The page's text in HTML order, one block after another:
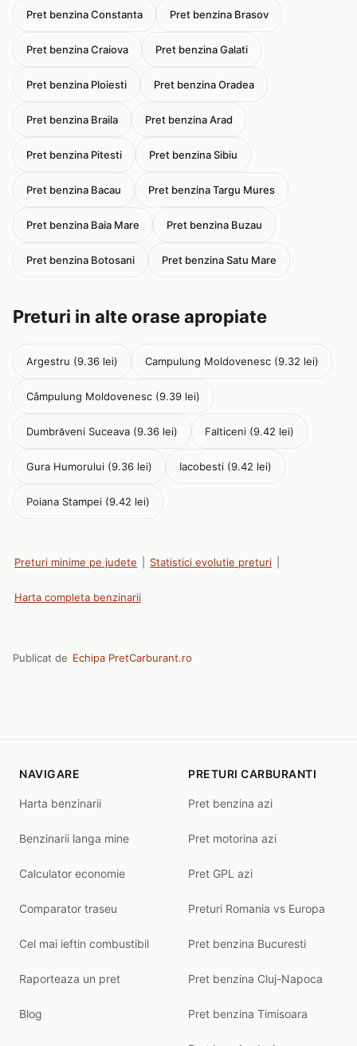
Pret benzina Constanta Pret benzina Brasov
Pret benzina Craiova Pret benzina Galati
Pret benzina Ploiesti Pret benzina Oradea
Pret benzina Braila Pret benzina Arad
Pret benzina Pitesti Pret benzina Sibiu
Pret benzina Bacau Pret benzina Targu Mures
Pret benzina Baia Mare Pret benzina Buzau
Pret benzina Botosani Pret benzina Satu Mare
Preturi in alte orase apropiate
Argestru (9.36 lei) Campulung Moldovenesc (9.32 lei)
Câmpulung Moldovenesc (9.39 lei)
Dumbrăveni Suceava (9.36 lei) Falticeni (9.42 lei)
Gura Humorului (9.36 lei) Iacobesti (9.42 lei)
Poiana Stampei (9.42 lei)
Preturi minime pe judete Statistici evolutie preturi
Harta completa benzinarii
Publicat de Echipa PretCarburant.ro
NAVIGARE
Harta benzinarii
Benzinarii langa mine
Calculator economie
Comparator traseu
Cel mai ieftin combustibil
Raporteaza un pret
Blog
PRETURI CARBURANTI
Pret benzina azi
Pret motorina azi
Pret GPL azi
Preturi Romania vs Europa
Pret benzina Bucuresti
Pret benzina Cluj-Napoca
Pret benzina Timisoara